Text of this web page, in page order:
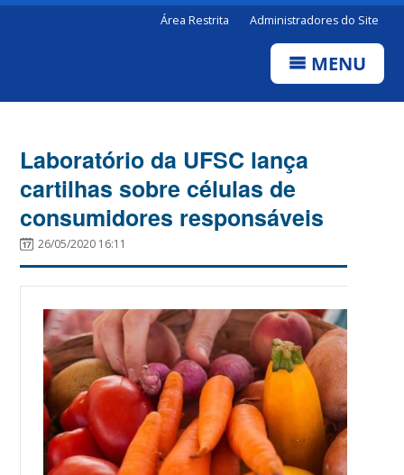
Área Restrita Administradores do Site
MENU
Laboratório da UFSC lança
cartilhas sobre células de
consumidores responsáveis
26/05/2020 16:11